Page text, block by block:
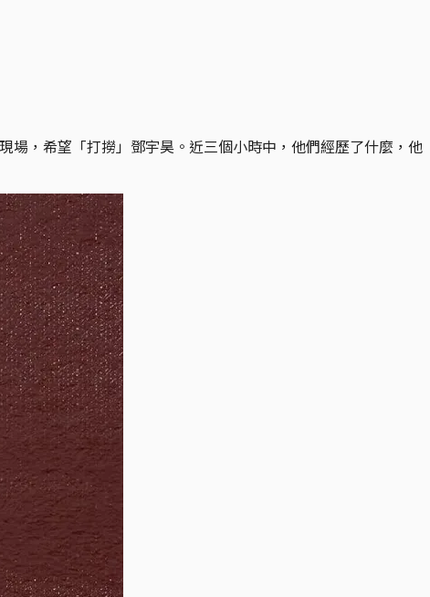
場，希望「打撈」鄧宇昊。近三個小時中，他們經歷了什麼，他